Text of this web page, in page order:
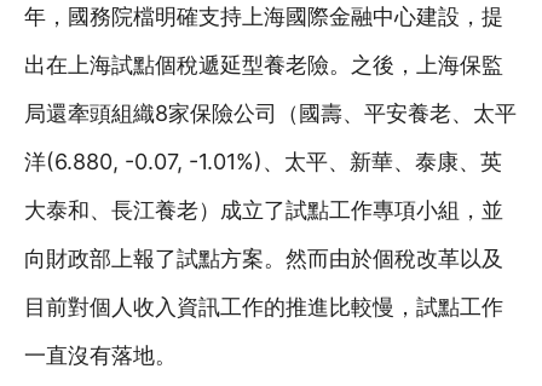
年，國務院檔明確支持上海國際金融中心建設，提
出在上海試點個稅遞延型養老險。之後，上海保監
局還牽頭組織8家保險公司（國壽、平安養老、太平
洋(6.880, -0.07, -1.01%)、太平、新華、泰康、英
大泰和、長江養老）成立了試點工作專項小組，並
向財政部上報了試點方案。然而由於個稅改革以及
目前對個人收入資訊工作的推進比較慢，試點工作
一直沒有落地。